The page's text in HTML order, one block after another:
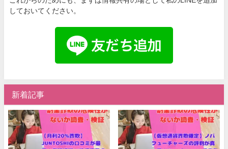
しておいてください。
新着記事